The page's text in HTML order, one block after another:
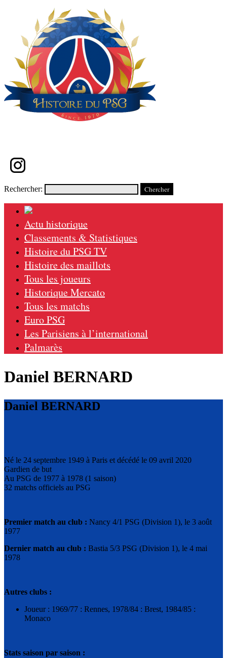
Rechercher:
Actu historique
Classements & Statistiques
Histoire du PSG TV
Histoire des maillots
Tous les joueurs
Historique Mercato
Tous les matchs
Euro PSG
Les Parisiens à l’international
Palmarès
Daniel BERNARD
Daniel BERNARD
Né le 24 septembre 1949 à Paris et décédé le 09 avril 2020
Gardien de but
Au PSG de 1977 à 1978 (1 saison)
32 matchs officiels au PSG
Premier match au club : Nancy 4/1 PSG (Division 1), le 3 août
1977
Dernier match au club : Bastia 5/3 PSG (Division 1), le 4 mai
1978
Autres clubs :
Joueur : 1969/77 : Rennes, 1978/84 : Brest, 1984/85 :
Monaco
Stats saison par saison :